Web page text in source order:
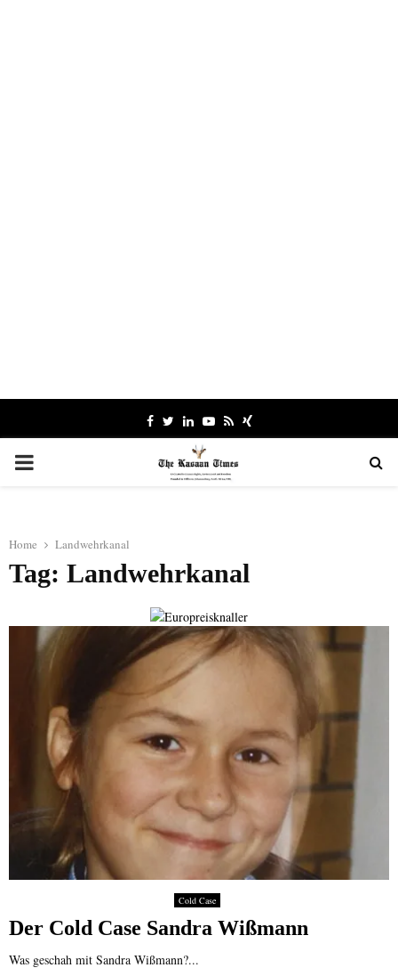
Facebook
TwitterLinkedinYoutube
RssXing
PRIMARY
Home Landwehrkanal
Tag: Landwehrkanal
Cold Case
Der Cold Case Sandra Wißmann
Was geschah mit Sandra Wißmann?...